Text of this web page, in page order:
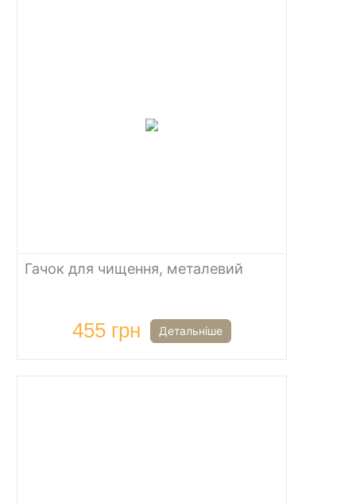
Гачок для чищення, металевий
455 грн Детальніше